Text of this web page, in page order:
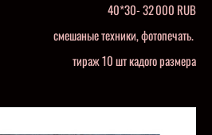
40*30- 32 000 RUB
смешаные техники, фотопечать.
тираж 10 шт кадого размера